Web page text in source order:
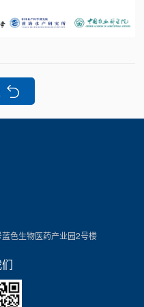
色生物医药产业园2号楼